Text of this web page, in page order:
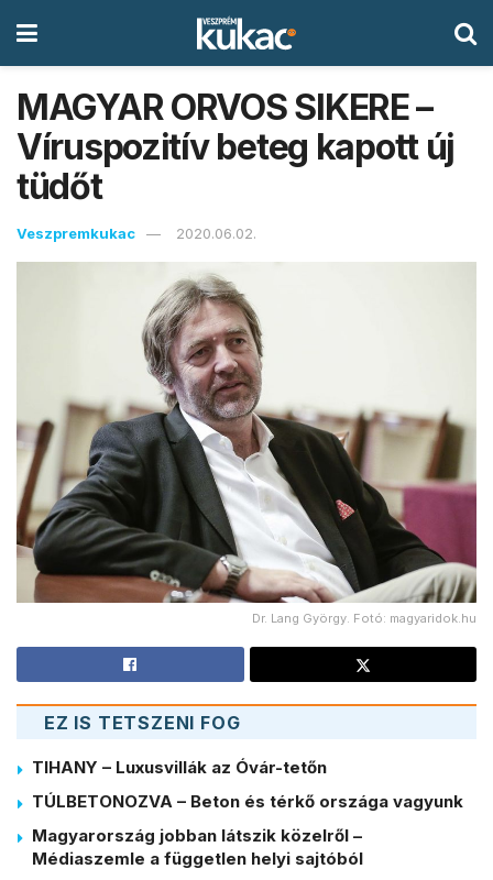
MAGYAR ORVOS SIKERE –
Víruspozitív beteg kapott új
tüdőt
Veszpremkukac 2020.06.02.
Dr. Lang György. Fotó: magyaridok.hu
EZ IS TETSZENI FOG
TIHANY – Luxusvillák az Óvár-tetőn
TÚLBETONOZVA – Beton és térkő országa vagyunk
Magyarország jobban látszik közelről –
Médiaszemle a független helyi sajtóból